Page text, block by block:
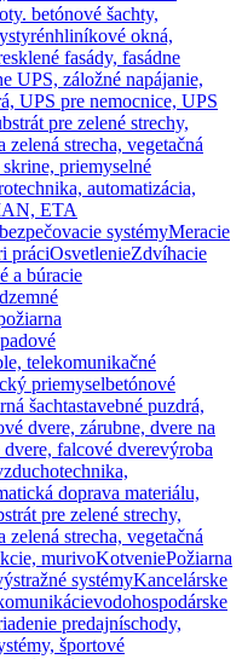
betónové šachty,
hliníkové okná,
fasády, fasádne
UPS, záložné napájanie,
UPS pre nemocnice, UPS
pre zelené strechy,
strecha, vegetačná
priemyselné
automatizácia,
ETA
systémyMeracie
práciOsvetlenieZdvíhacie
a búracie
telekomunikačné
priemyselbetónové
šachtastavebné puzdrá,
dvere, zárubne, dvere na
falcové dverevýroba
doprava materiálu,
pre zelené strechy,
strecha, vegetačná
murivoKotveniePožiarna
systémyKancelárske
vodohospodárske
predajníschody,
športové